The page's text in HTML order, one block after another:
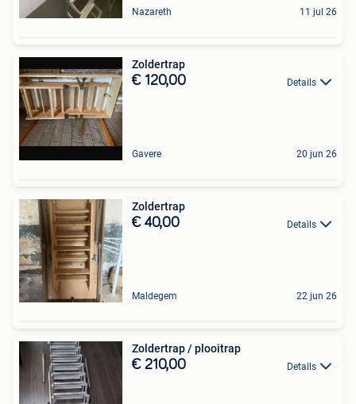
Nazareth 11 jul 26
Zoldertrap
€ 120,00 Details
Gavere 20 jun 26
Zoldertrap
€ 40,00 Details
Maldegem 22 jun 26
Zoldertrap / plooitrap
€ 210,00 Details